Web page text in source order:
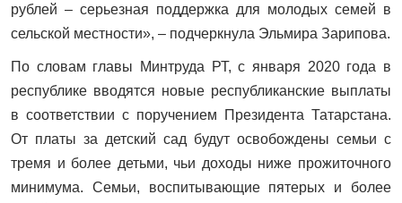
рублей – серьезная поддержка для молодых семей в
сельской местности», – подчеркнула Эльмира Зарипова.
По словам главы Минтруда РТ, с января 2020 года в
республике вводятся новые республиканские выплаты
в соответствии с поручением Президента Татарстана.
От платы за детский сад будут освобождены семьи с
тремя и более детьми, чьи доходы ниже прожиточного
минимума. Семьи, воспитывающие пятерых и более